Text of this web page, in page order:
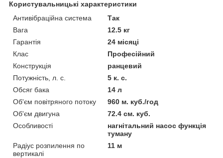
Користувальницькі характеристики
Антивібраційна система
Так
Вага
12.5 кг
Гарантія
24 місяці
Клас
Професійний
Конструкція
ранцевий
Потужність, л. с.
5 к. с.
Обсяг бака
14 л
Об'єм повітряного потоку
960 м. куб./год
Об'єм двигуна
72.4 см. куб.
Особливості
нагнітальний насос функція
туману
Радіус розпилення по
вертикалі
11 м